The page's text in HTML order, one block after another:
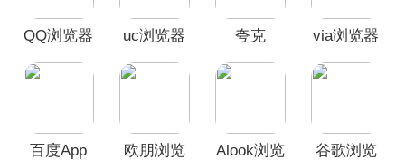
QQ浏览器
uc浏览器
夸克
via浏览器
百度App
欧朋浏览
Alook浏览
谷歌浏览